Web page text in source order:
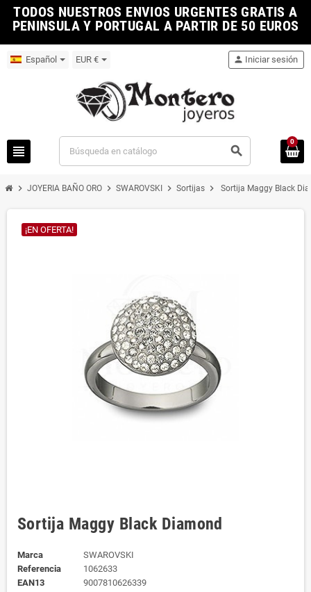
TODOS NUESTROS ENVIOS URGENTES GRATIS A
PENINSULA Y PORTUGAL A PARTIR DE 50 EUROS
Español EUR €
view_headline search
person Iniciar sesión
0
chevron_right JOYERIA BAÑO ORO chevron_right SWAROVSKI chevron_right Sortijas chevron_right Sortija Maggy Black
¡EN OFERTA!
Sortija Maggy Black Diamond
Marca
SWAROVSKI
Referencia
1062633
EAN13
9007810626339